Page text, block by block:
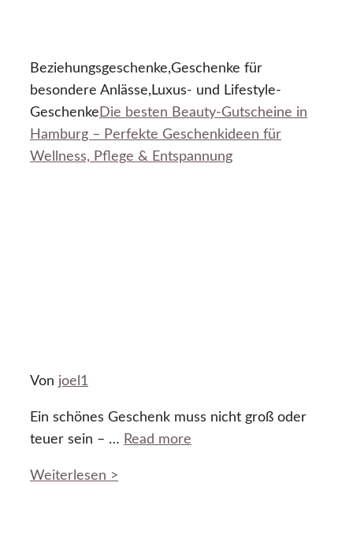
Beziehungsgeschenke,Geschenke für
besondere Anlässe,Luxus- und Lifestyle-
Geschenke Die besten Beauty-Gutscheine in
Hamburg – Perfekte Geschenkideen für
Wellness, Pflege & Entspannung
Von joel1
Ein schönes Geschenk muss nicht groß oder
teuer sein – … Read more
Weiterlesen >